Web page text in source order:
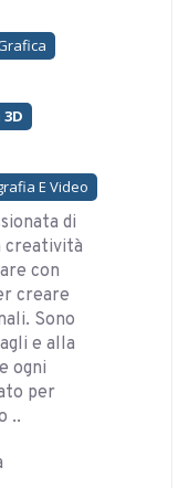
E Video
di
creatività
con
creare
Sono
e alla
ogni
per
..